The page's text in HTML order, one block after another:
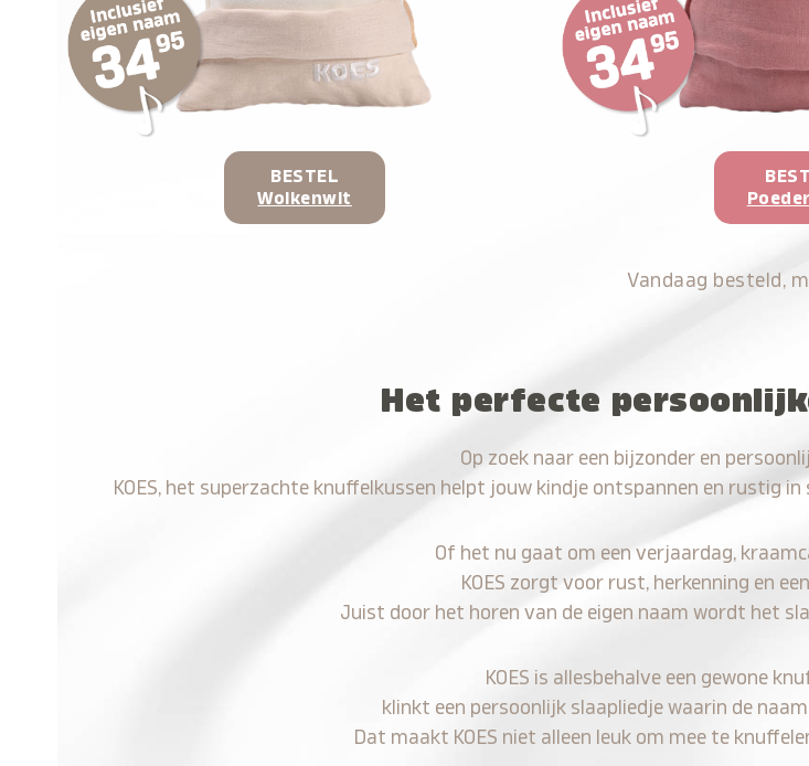
BESTEL
Wolkenwit
Vandaag besteld,
Het perfecte
Op zoek naar een bijzonder en
KOES, het superzachte knuffelkussen helpt jouw kindje ontspannen en rustig
Of het nu gaat om een verjaardag,
KOES zorgt voor rust, herkenning en
Juist door het horen van de eigen naam wordt het
KOES is allesbehalve een gewone
klinkt een persoonlijk slaapliedje waarin de
Dat maakt KOES niet alleen leuk om mee te